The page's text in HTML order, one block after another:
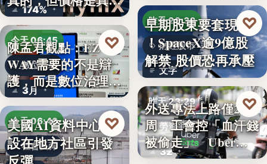
174%
的…
今天 06:45
數位治理
3月
陳孟君觀點：EZ
WAY需要的不是辯
護，而是數位治理的
升…
♡
今天 06:40
社會反彈
美國AI資料中心建
設在地方社區引發
♡
昨天 23:30
財經股市
文字
早期股東要套現了
！SpaceX逾9億股
解禁 股價恐再承壓
♡
昨天 23:29
勞資爭議
32
外送專法上路僅2
周 工會控「血汗錢
被偷走」 Uber…
♡